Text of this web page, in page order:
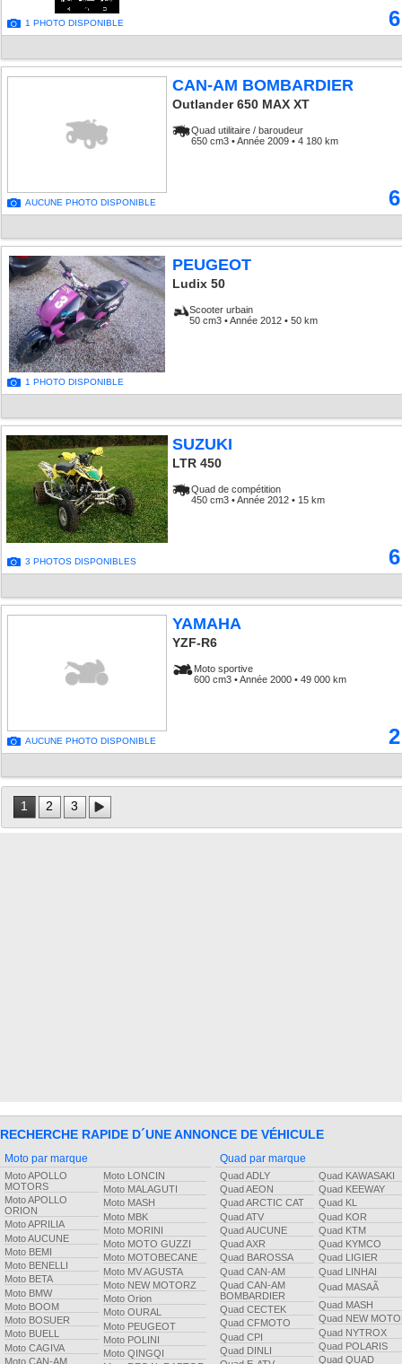
1 PHOTO DISPONIBLE
AUCUNE PHOTO DISPONIBLE
CAN-AM BOMBARDIER
Outlander 650 MAX XT
Quad utilitaire / baroudeur
650 cm3 • Année 2009 • 4 180 km
1 PHOTO DISPONIBLE
PEUGEOT
Ludix 50
Scooter urbain
50 cm3 • Année 2012 • 50 km
3 PHOTOS DISPONIBLES
SUZUKI
LTR 450
Quad de compétition
450 cm3 • Année 2012 • 15 km
AUCUNE PHOTO DISPONIBLE
YAMAHA
YZF-R6
Moto sportive
600 cm3 • Année 2000 • 49 000 km
1 2 3
RECHERCHE RAPIDE D´UNE ANNONCE DE VÉHICULE
Moto par marque
Moto APOLLO
MOTORS
Moto APOLLO
ORION
Moto APRILIA
Moto AUCUNE
Moto BEMI
Moto BENELLI
Moto BETA
Moto BMW
Moto BOOM
Moto BOSUER
Moto BUELL
Moto CAGIVA
Moto CAN-AM
Moto LONCIN
Moto MALAGUTI
Moto MASH
Moto MBK
Moto MORINI
Moto MOTO GUZZI
Moto MOTOBECANE
Moto MV AGUSTA
Moto NEW MOTORZ
Moto Orion
Moto OURAL
Moto PEUGEOT
Moto POLINI
Moto QINGQI
Quad par marque
Quad ADLY
Quad AEON
Quad ARCTIC CAT
Quad ATV
Quad AUCUNE
Quad AXR
Quad BAROSSA
Quad CAN-AM
Quad CAN-AM
BOMBARDIER
Quad CECTEK
Quad CFMOTO
Quad CPI
Quad DINLI
Quad KAWASAKI
Quad KEEWAY
Quad KL
Quad KOR
Quad KTM
Quad KYMCO
Quad LIGIER
Quad LINHAI
Quad MASAÃ
Quad MASH
Quad NEW
Quad NYTROX
Quad POLARIS
Quad QUAD